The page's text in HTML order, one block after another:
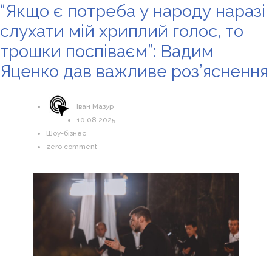
“Якщо є потреба у народу наразі
слухати мій хриплий голос, то
трошки поспіваєм”: Вадим
Яценко дав важливе роз’яснення
Іван Мазур
10.08.2025
Шоу-бізнес
zero comment